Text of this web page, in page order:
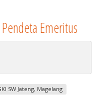
Emeritus
SW Jateng, Magelang